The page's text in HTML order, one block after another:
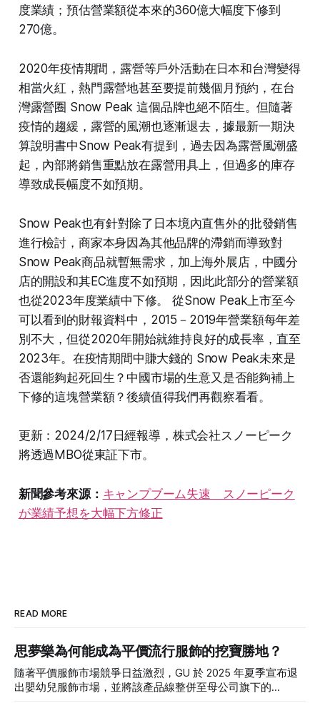
度業績；預估營業額從本來的360億大幅度下修到
270億。
2020年疫情期間，露營等戶外活動在日本和台灣變得
相當火紅，熱門露營地甚至要提前幾個月預約，在台
灣露營圈 Snow Peak 這個品牌也絕不陌生。但隨著
疫情的趨緩，露營的風潮也逐漸退去，據最新一期決
算說明書中Snow Peak有提到，過去因為露營風潮盛
起，內部將銷售重點放在露營用具上，但過多的庫存
導致成長幅度不如預期。
Snow Peak也有針對除了日本境內直售外的批發銷售
進行檢討，商家本身因為其他品牌的滯銷而導致對
Snow Peak商品就暫無需求，加上海外展店，中國分
店的開設和其EC進度不如預期，因此此部分的營業額
也從2023年度業績中下修。 從Snow Peak上市至今
可以看到的財報資料中，2015－2019年營業額每年差
別不大，但從2020年開始就維持良好的成長率，直至
2023年。在疫情期間中賺大錢的 Snow Peak未來是
否還能夠起死回生？中國市場的生意又是否能夠補上
下修的這塊營業額？後續值得我們再觀察看看。
更新：2024/2/17日經報導，株式会社スノーピーク
將透過MBO從東証下市。
新聞參考來源： キャンプブーム失速 スノーピーク
が業績予想を大幅下方修正
READ MORE
思夢樂為何能成為平價流行服飾的挖寶勝地？
隨著平價服飾市場競爭日益激烈，GU 於 2025 年夏季宣布退
出嬰幼兒服飾市場，並將該產品線整併至母公司旗下的